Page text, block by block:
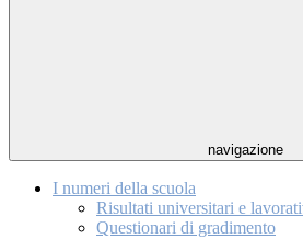
navigazione
I numeri della scuola
Risultati universitari e
Questionari di gradimento